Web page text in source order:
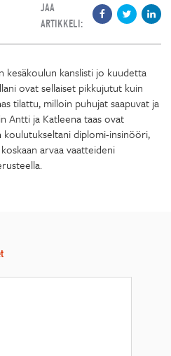
JAA
ARTIKKELI:
kesäkoulun kanslisti jo kuudetta
ovat sellaiset pikkujutut kuin
tilattu, milloin puhujat saapuvat ja
Antti ja Katleena taas ovat
koulutukseltani diplomi-insinööri,
arvaa vaatteideni